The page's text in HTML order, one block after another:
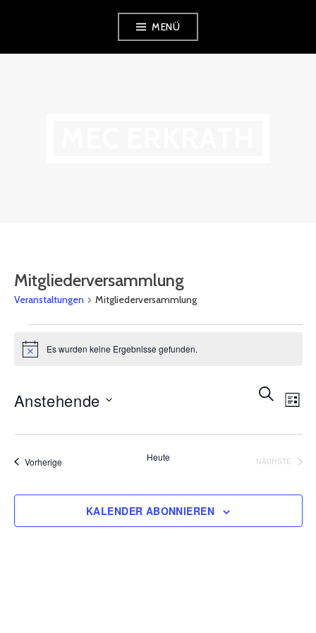
MENÜ
Mitgliederversammlung
Veranstaltungen Mitgliederversammlung
Veranstaltungen
HinweisEs wurden keine Ergebnisse gefunden.
und
SUCHE
LISTE
Anstehende
Datum
wählen.
VorherigeVeranstaltungen Heute
NÄCHSTE
KALENDER ABONNIEREN